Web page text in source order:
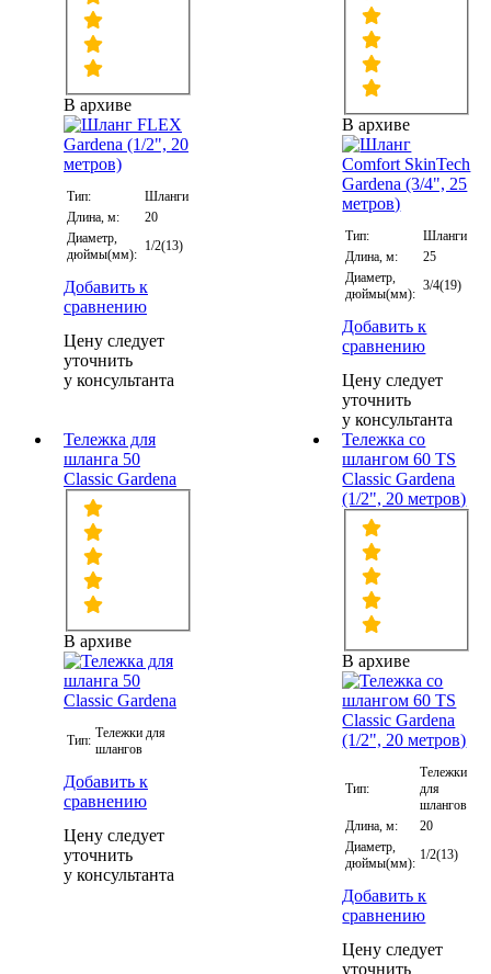
В архиве
Тип:
Шланги
Длина, м:
20
Диаметр,
дюймы(мм):
1/2(13)
Добавить к
сравнению
Цену следует
уточнить
у консультанта
В архиве
Тип:
Шланги
Длина, м:
25
Диаметр,
дюймы(мм):
3/4(19)
Добавить к
сравнению
Цену следует
уточнить
у консультанта
Тележка для
шланга 50
Classic Gardena
В архиве
Тип: Тележки для
шлангов
Добавить к
сравнению
Цену следует
уточнить
у консультанта
Тележка со
шлангом 60 TS
Classic Gardena
(1/2", 20 метров)
В архиве
Тип:
Тележки
для
шлангов
Длина, м:
20
Диаметр,
дюймы(мм):
1/2(13)
Добавить к
сравнению
Цену следует
уточнить